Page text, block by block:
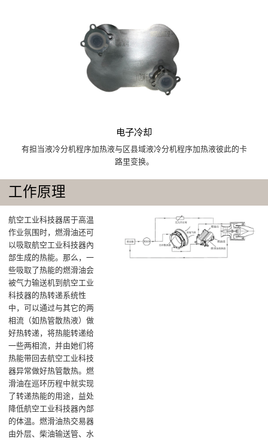
电子冷却
有担当液冷分机程序加热液与区县域液冷分机程序加热液彼此的卡
路里变换。
工作原理
航空工业科技器居于高温
作业氛围时，燃滑油还可
以吸取航空工业科技器內
部生成的热能。那么，一
些吸取了热能的燃滑油会
被气力输送机到航空工业
科技器的热转递系统性
中，可以通过与其它的两
相流（如热管散热液）做
好热转递，将热能转递给
一些两相流，并由她们将
热能带回去航空工业科技
器异常做好热管散热。燃
滑油在巡环历程中就实现
了转递热能的用途，益处
降低航空工业科技器內部
的体温‌。燃滑油热交易器
由外层、柴油输送管、水